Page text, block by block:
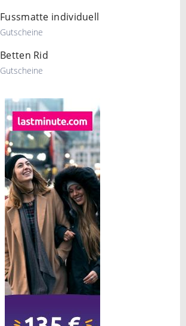
Fussmatte individuell
Gutscheine
Betten Rid
Gutscheine